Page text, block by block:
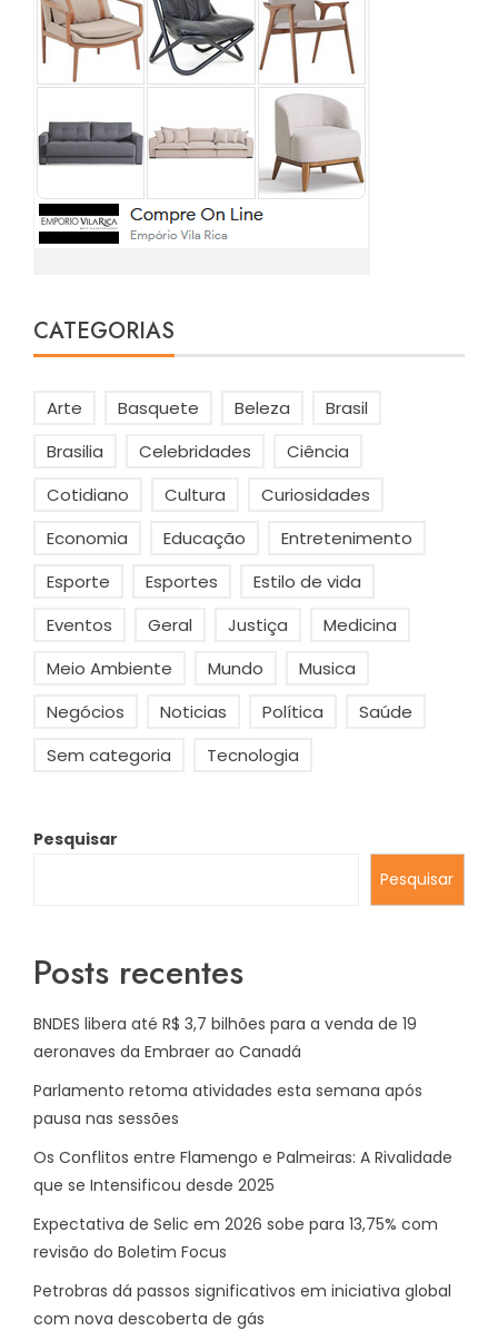
CATEGORIAS
Arte Basquete Beleza
Brasil
Brasilia
Celebridades
Ciência
Cotidiano
Cultura
Curiosidades
Economia
Educação
Entretenimento
Esporte
Esportes
Estilo de vida
Eventos
Geral Justiça
Medicina
Meio Ambiente
Mundo
Musica
Negócios
Noticias Política
Saúde
Sem categoria
Tecnologia
Pesquisar
Pesquisar
Posts recentes
BNDES libera até R$ 3,7 bilhões para a venda de 19
aeronaves da Embraer ao Canadá
Parlamento retoma atividades esta semana após
pausa nas sessões
Os Conflitos entre Flamengo e Palmeiras: A Rivalidade
que se Intensificou desde 2025
Expectativa de Selic em 2026 sobe para 13,75% com
revisão do Boletim Focus
Petrobras dá passos significativos em iniciativa global
com nova descoberta de gás